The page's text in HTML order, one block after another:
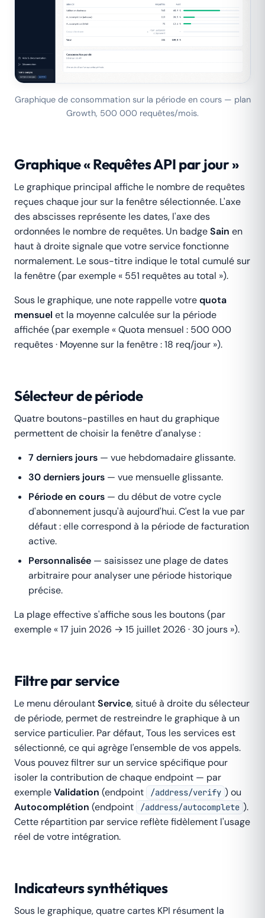
Graphique de consommation sur la période en cours — plan
Growth, 500 000 requêtes/mois.
Graphique « Requêtes API par jour »
Le graphique principal affiche le nombre de requêtes
reçues chaque jour sur la fenêtre sélectionnée. L'axe
des abscisses représente les dates, l'axe des
ordonnées le nombre de requêtes. Un badgeSain en
haut à droite signale que votre service fonctionne
normalement. Le sous-titre indique le total cumulé sur
la fenêtre (par exemple « 551 requêtes au total »).
Sous le graphique, une note rappelle votrequota
mensuel et la moyenne calculée sur la période
affichée (par exemple « Quota mensuel : 500 000
requêtes · Moyenne sur la fenêtre : 18 req/jour »).
Sélecteur de période
Quatre boutons-pastilles en haut du graphique
permettent de choisir la fenêtre d'analyse :
7 derniers jours — vue hebdomadaire glissante.
30 derniers jours — vue mensuelle glissante.
Période en cours — du début de votre cycle
d'abonnement jusqu'à aujourd'hui. C'est la vue par
défaut : elle correspond à la période de facturation
active.
Personnalisée — saisissez une plage de dates
arbitraire pour analyser une période historique
précise.
La plage effective s'affiche sous les boutons (par
exemple « 17 juin 2026 → 15 juillet 2026 · 30 jours »).
Filtre par service
Le menu déroulantService, situé à droite du sélecteur
de période, permet de restreindre le graphique à un
service particulier. Par défaut,Tous les servicesest
sélectionné, ce qui agrège l'ensemble de vos appels.
Vous pouvez filtrer sur un service spécifique pour
isoler la contribution de chaque endpoint — par
exempleValidation (endpoint /address/verify ) ou
Autocomplétion (endpoint /address/autocomplete ).
Cette répartition par service reflète fidèlement l'usage
réel de votre intégration.
Indicateurs synthétiques
Sous le graphique, quatre cartes KPI résument la